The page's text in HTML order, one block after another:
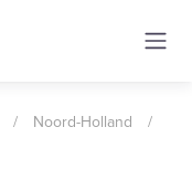
/ Noord-Holland
/